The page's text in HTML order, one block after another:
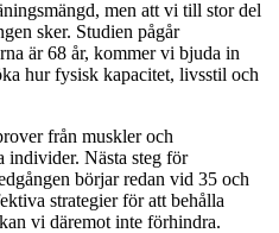
men att vi till stor del
sker. Studien pågår
är 68 år, kommer vi bjuda in
hur fysisk kapacitet, livsstil och
från muskler och
individer. Nästa steg för
börjar redan vid 35 och
strategier för att behålla
vi däremot inte förhindra.